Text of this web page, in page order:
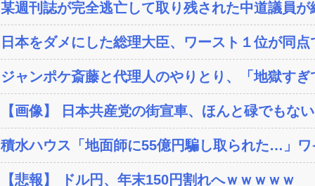
某週刊誌が完全逃亡して取り残された中道議員
日本をダメにした総理大臣、ワースト１位が同
ジャンポケ斎藤と代理人のやりとり、「地獄す
【画像】 日本共産党の街宣車、ほんと碌でもな
積水ハウス「地面師に55億円騙し取られた…」
【悲報】 ドル円、年末150円割れへｗｗｗｗｗ